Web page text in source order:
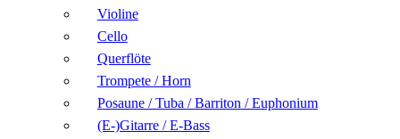
Violine
Cello
Querflöte
Trompete / Horn
Posaune / Tuba / Barriton / Euphonium
(E-)Gitarre / E-Bass